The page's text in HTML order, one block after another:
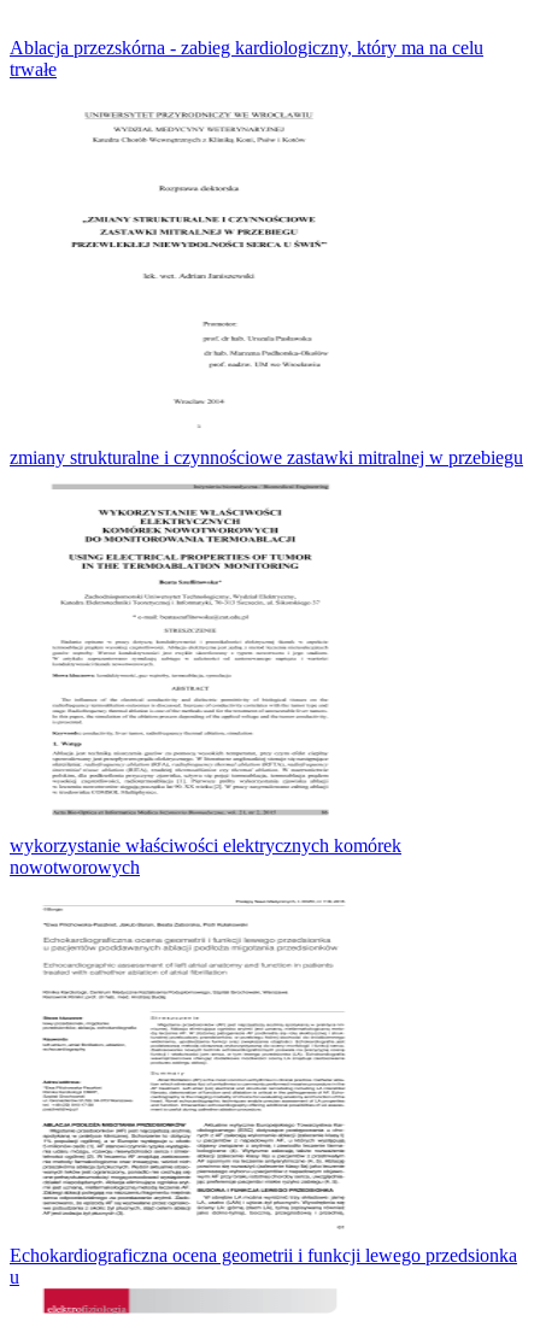
Ablacja przezskórna - zabieg kardiologiczny, który ma na celu
trwałe
zmiany strukturalne i czynnościowe zastawki mitralnej w przebiegu
wykorzystanie właściwości elektrycznych komórek
nowotworowych
Echokardiograficzna ocena geometrii i funkcji lewego przedsionka
u